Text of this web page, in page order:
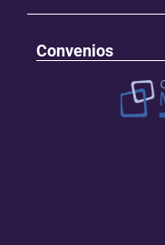
Convenios